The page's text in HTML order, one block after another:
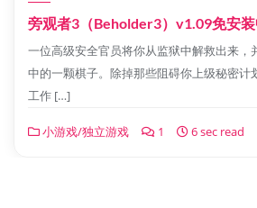
旁观者3（Beholder3）v1.09免安
一位高级安全官员将你从监狱中解救出来，
中的一颗棋子。除掉那些阻碍你上级秘密计
工作 […]
小游戏/独立游戏 1 6 sec read